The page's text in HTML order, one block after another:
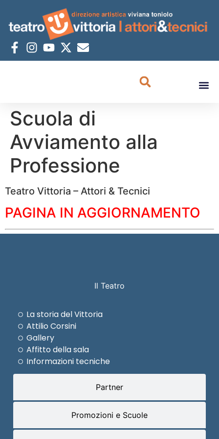
Scuola di
Avviamento alla
Professione
Teatro Vittoria – Attori & Tecnici
PAGINA IN AGGIORNAMENTO
Il Teatro
Partner
Promozioni e Scuole
La storia del Vittoria
Attilio Corsini
Gallery
Affitto della sala
Informazioni tecniche